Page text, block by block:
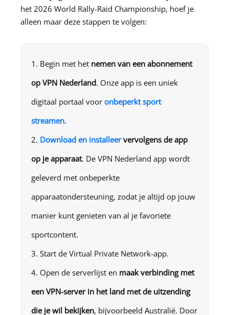
het 2026 World Rally-Raid Championship, hoef je
alleen maar deze stappen te volgen:
Begin met het nemen van een abonnement
op VPN Nederland. Onze app is een uniek
digitaal portaal voor onbeperkt sport
streamen.
Download en installeervervolgens de app
op je apparaat. De VPN Nederland app wordt
geleverd met onbeperkte
apparaatondersteuning, zodat je altijd op jouw
manier kunt genieten van al je favoriete
sportcontent.
Start de Virtual Private Network-app.
Open de serverlijst en maak verbinding met
een VPN-server in het land met de uitzending
die je wil bekijken, bijvoorbeeld Australië. Door